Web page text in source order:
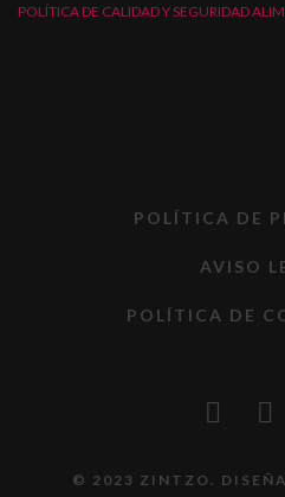
POLÍTICA DE CALIDAD Y SEGURIDAD
POLÍTICA DE
AVISO
POLÍTICA DE
© 2023 ZINTZO.